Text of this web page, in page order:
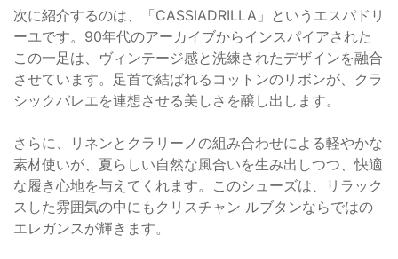
次に紹介するのは、「CASSIADRILLA」というエスパドリ
ーユです。90年代のアーカイブからインスパイアされた
この一足は、ヴィンテージ感と洗練されたデザインを融合
させています。足首で結ばれるコットンのリボンが、クラ
シックバレエを連想させる美しさを醸し出します。
さらに、リネンとクラリーノの組み合わせによる軽やかな
素材使いが、夏らしい自然な風合いを生み出しつつ、快適
な履き心地を与えてくれます。このシューズは、リラック
スした雰囲気の中にもクリスチャン ルブタンならではの
エレガンスが輝きます。